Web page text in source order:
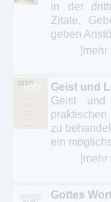
in der
Zitate,
geben
Geist und
Geist
praktischen
zu
ein
Gottes